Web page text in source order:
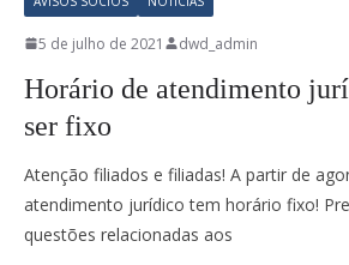
k
5 de julho de 2021 dwd_admin
Horário de atendimento
ser fixo
Atenção filiados e filiadas! A partir de
atendimento jurídico tem horário fixo!
questões relacionadas aos